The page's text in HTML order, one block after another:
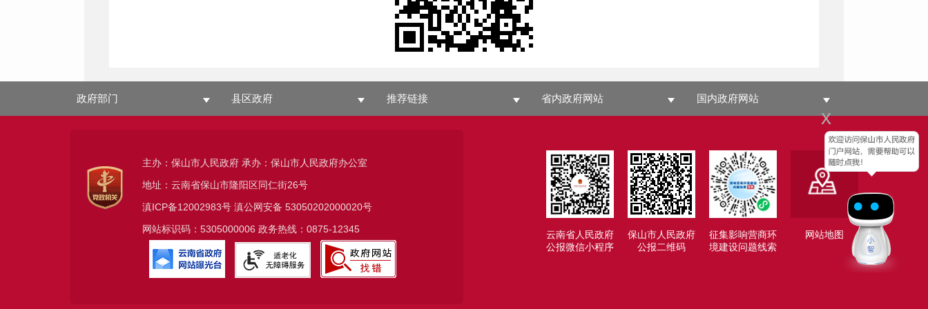
x
政府部门 县区政府 推荐链接 省内政府网站 国内政府网站
云南省人民政府
公报微信小程序
保山市人民政府
公报二维码
征集影响营商环
境建设问题线索
网站地图
主办：保山市人民政府 承办：保山市人民政府办公室
地址：云南省保山市隆阳区同仁街26号
滇ICP备12002983号滇公网安备 53050202000020号
网站标识码：5305000006 政务热线：0875-12345